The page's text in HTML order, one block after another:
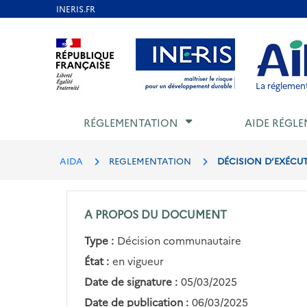
Aller au contenu Aller au menu Aller au
La
RÉGLEMENTATION AIDE
AIDA REGLEMENTATION DÉCISION
A PROPOS DU DOCUMENT
Type : Décision communautaire
État : en vigueur
Date de signature : 05/03/2025
Date de publication : 06/03/2025